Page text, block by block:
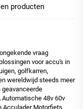
producten
vraag
voor accu's in
golfkarren,
wereldwijd steeds meer
48v 60v
Acculader Motorfiets